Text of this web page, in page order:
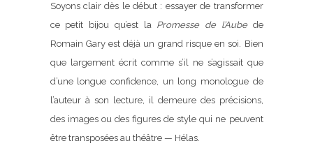
Soyons clair dès le début : essayer de transformer
ce petit bijou qu’est la Promesse de l’Aubede
Romain Gary est déjà un grand risque en soi. Bien
que largement écrit comme s’il ne s’agissait que
d’une longue confidence, un long monologue de
l’auteur à son lecture, il demeure des précisions,
des images ou des figures de style qui ne peuvent
être transposées au théâtre — Hélas.